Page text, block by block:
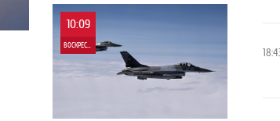
10:09
ВОСКРЕСЕНЬЕ